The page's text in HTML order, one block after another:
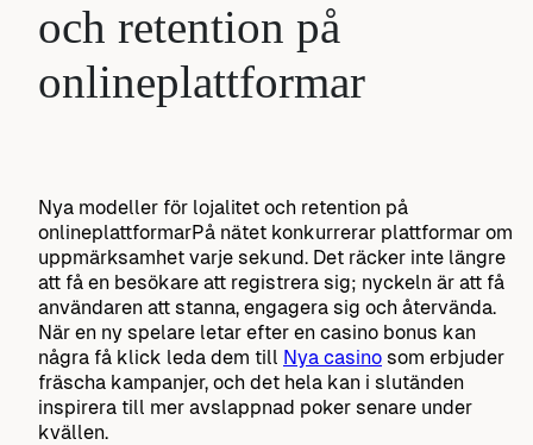
och retention på
onlineplattformar
Nya modeller för lojalitet och retention på
onlineplattformarPå nätet konkurrerar plattformar om
uppmärksamhet varje sekund. Det räcker inte längre
att få en besökare att registrera sig; nyckeln är att få
användaren att stanna, engagera sig och återvända.
När en ny spelare letar efter en casino bonus kan
några få klick leda dem till Nya casino som erbjuder
fräscha kampanjer, och det hela kan i slutänden
inspirera till mer avslappnad poker senare under
kvällen.